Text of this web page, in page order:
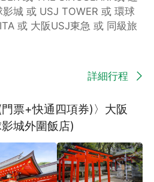
影城 或 USJ TOWER 或 環球
或 大阪USJ東急 或 同級旅
詳細行程
票+快通四項券)〉大阪
城外圍飯店)